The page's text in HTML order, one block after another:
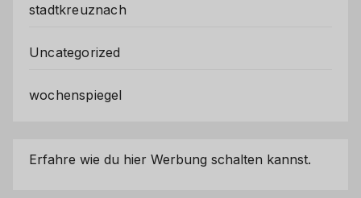
stadtkreuznach
Uncategorized
wochenspiegel
Erfahre wie du hier Werbung schalten kannst.